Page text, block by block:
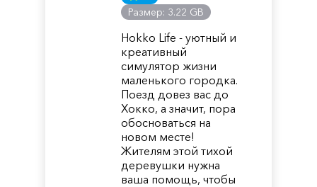
Размер: 3.22 GB
Hokko Life - уютный и
креативный
симулятор жизни
маленького городка.
Поезд довез вас до
Хокко, а значит, пора
обосноваться на
новом месте!
Жителям этой тихой
деревушки нужна
ваша помощь, чтобы